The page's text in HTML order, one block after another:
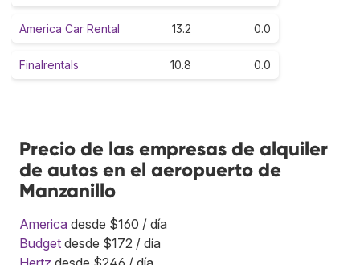
America Car Rental 13.2 0.0
Finalrentals 10.8 0.0
Precio de las empresas de alquiler
de autos en el aeropuerto de
Manzanillo
America desde $160 / día
Budget desde $172 / día